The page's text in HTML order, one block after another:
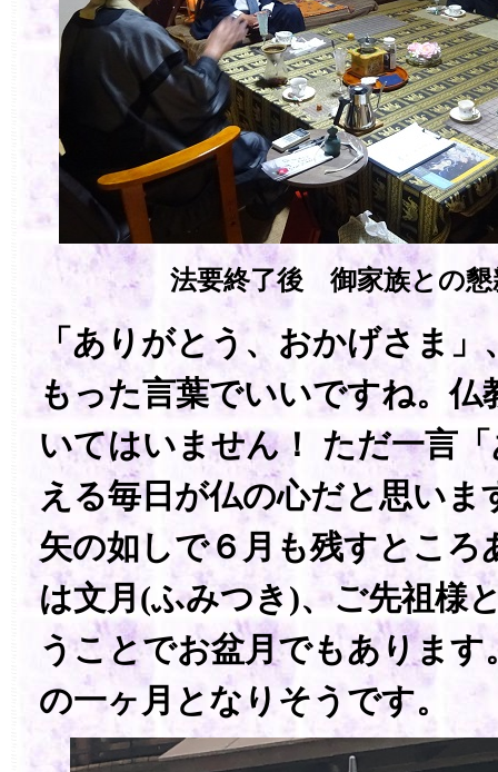
法要終了後 御家族との懇
「ありがとう、おかげさま
もった言葉でいいですね。
いてはいません！ ただ一言
える毎日が仏の心だと思いま
矢の如しで６月も残すところ
は文月(ふみつき)、ご先祖様
うことでお盆月でもあります
の一ヶ月となりそうです。